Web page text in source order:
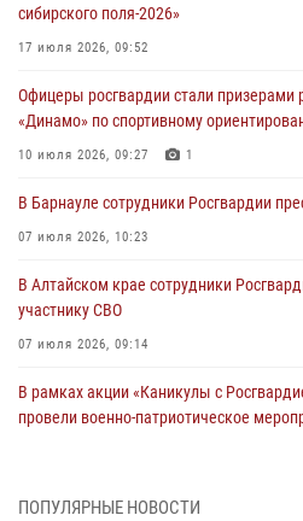
сибирского поля-2026»
17 июля 2026, 09:52
Офицеры росгвардии стали призерами
«Динамо» по спортивному
10 июля 2026, 09:27 1
В Барнауле сотрудники Росгвардии
07 июля 2026, 10:23
В Алтайском крае сотрудники
участнику СВО
07 июля 2026, 09:14
В рамках акции «Каникулы с
провели военно-патриотическое
ПОПУЛЯРНЫЕ НОВОСТИ